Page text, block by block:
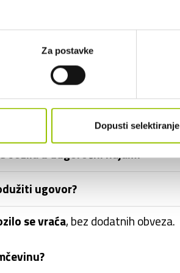
Za postavke
Dopusti selektiranje
najma uključen PDV?
u inozemstvu?
vozila?
vozila u dugoročni najam?
ugovor?
se vraća, bez dodatnih obveza.